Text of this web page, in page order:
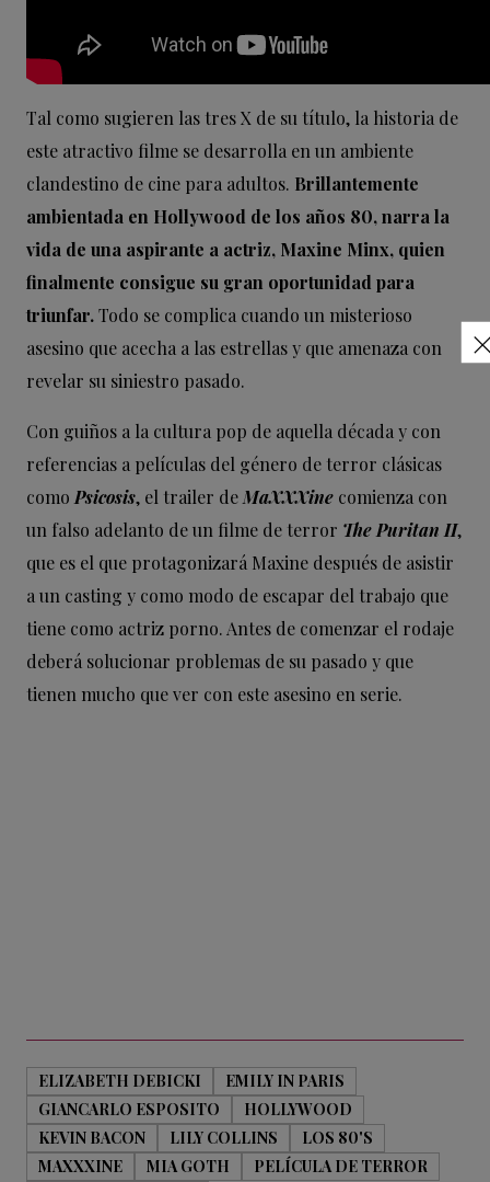
Tal como sugieren las tres X de su título, la historia de
este atractivo filme se desarrolla en un ambiente
clandestino de cine para adultos. Brillantemente
ambientada en Hollywood de los años 80, narra la
vida de una aspirante a actriz, Maxine Minx, quien
finalmente consigue su gran oportunidad para
triunfar.Todo se complica cuando un misterioso
asesino que acecha a las estrellas y que amenaza con
revelar su siniestro pasado.
Con guiños a la cultura pop de aquella década y con
referencias a películas del género de terror clásicas
como Psicosis, el trailer de MaXXXine comienza con
un falso adelanto de un filme de terror The Puritan II,
que es el que protagonizará Maxine después de asistir
a un casting y como modo de escapar del trabajo que
tiene como actriz porno. Antes de comenzar el rodaje
deberá solucionar problemas de su pasado y que
tienen mucho que ver con este asesino en serie.
ELIZABETH DEBICKI
EMILY IN PARIS
GIANCARLO ESPOSITO
HOLLYWOOD
KEVIN BACON
LILY COLLINS
LOS 80'S
MAXXXINE
MIA GOTH
PELÍCULA DE TERROR